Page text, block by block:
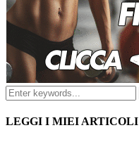
LEGGI I MIEI ARTICOLI